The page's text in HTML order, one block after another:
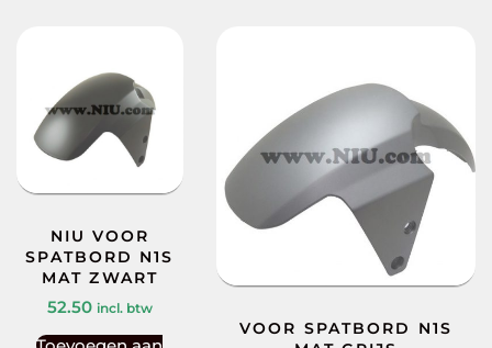
NIU VOOR
SPATBORD N1S
MAT ZWART
52.50 incl. btw
VOOR SPATBORD N1S